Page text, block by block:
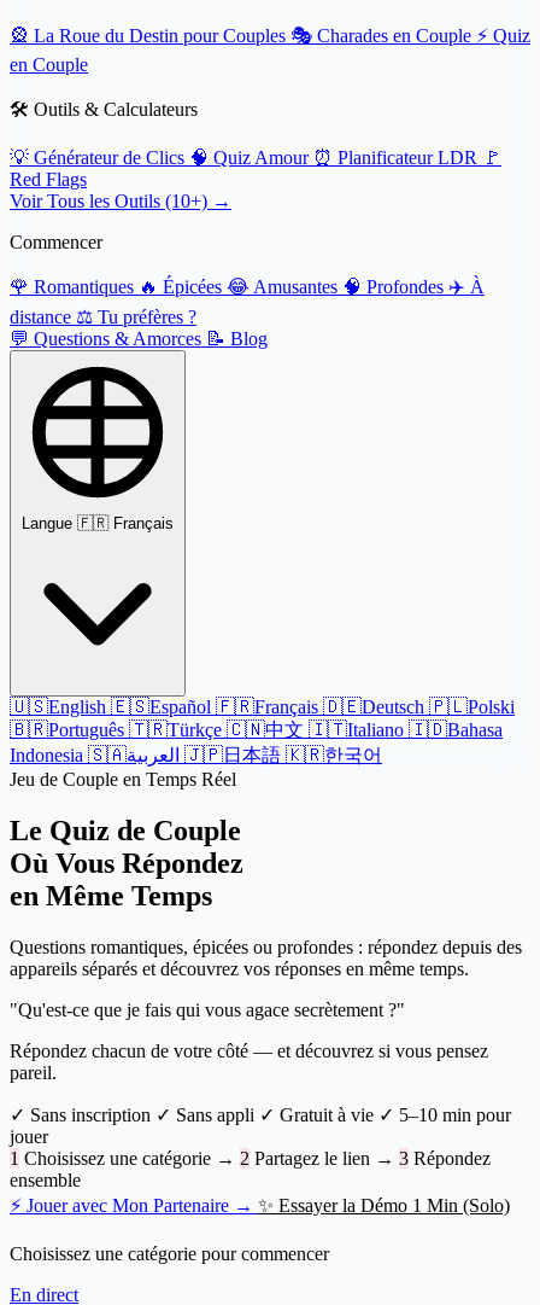
🎡 La Roue du Destin pour Couples 🎭 Charades en Couple ⚡ Quiz
en Couple
🛠️ Outils & Calculateurs
💡 Générateur de Clics 🧠 Quiz Amour ⏰ Planificateur LDR
🚩
Red Flags
Voir Tous les Outils (10+) →
Commencer
🌹 Romantiques 🔥 Épicées 😂 Amusantes 🧠 Profondes ✈️ À
distance ⚖️ Tu préfères ?
💬 Questions & Amorces 📝 Blog
Langue 🇫🇷 Français
🇺🇸English 🇪🇸Español 🇫🇷Français 🇩🇪Deutsch 🇵🇱Polski
🇧🇷Português 🇹🇷Türkçe 🇨🇳中文 🇮🇹Italiano 🇮🇩Bahasa
Indonesia 🇸🇦 🇯🇵日本語 🇰🇷한국어
Jeu de Couple en Temps Réel
Le Quiz de Couple
Où Vous Répondez
en Même Temps
Questions romantiques, épicées ou profondes : répondez depuis des
appareils séparés et découvrez vos réponses en même temps.
"Qu'est-ce que je fais qui vous agace secrètement ?"
Répondez chacun de votre côté — et découvrez si vous pensez
pareil.
✓ Sans inscription ✓ Sans appli ✓ Gratuit à vie ✓ 5–10 min pour
jouer
1 Choisissez une catégorie → 2 Partagez le lien → 3 Répondez
ensemble
⚡ Jouer avec Mon Partenaire → ✨ Essayer la Démo 1 Min (Solo)
Choisissez une catégorie pour commencer
En direct